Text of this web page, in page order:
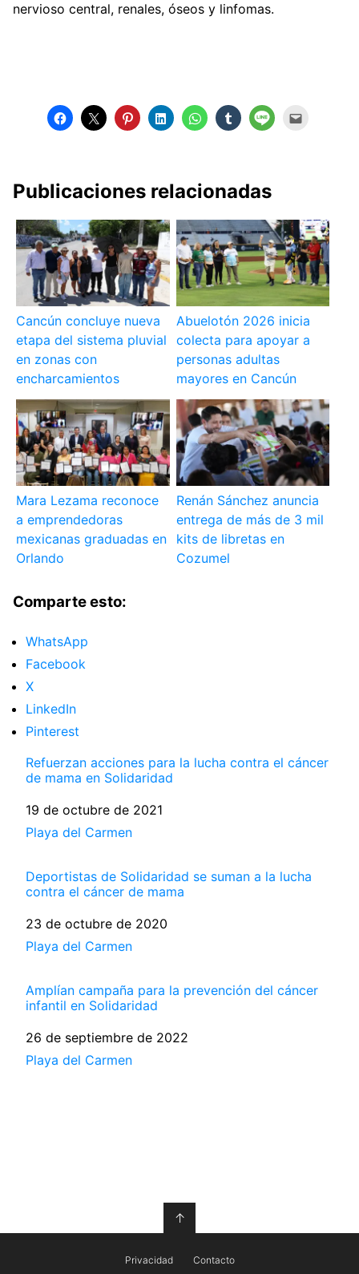
nervioso central, renales, óseos y linfomas.
Publicaciones relacionadas
Cancún concluye nueva
etapa del sistema pluvial
en zonas con
encharcamientos
Abuelotón 2026 inicia
colecta para apoyar a
personas adultas
mayores en Cancún
Mara Lezama reconoce
a emprendedoras
mexicanas graduadas en
Orlando
Renán Sánchez anuncia
entrega de más de 3 mil
kits de libretas en
Cozumel
Comparte esto:
WhatsApp
Facebook
X
LinkedIn
Pinterest
Refuerzan acciones para la lucha contra el cáncer
de mama en Solidaridad
Fecha
19 de octubre de 2021
Respecto a
Playa del Carmen
Deportistas de Solidaridad se suman a la lucha
contra el cáncer de mama
Fecha
23 de octubre de 2020
Respecto a
Playa del Carmen
Amplían campaña para la prevención del cáncer
infantil en Solidaridad
Fecha
26 de septiembre de 2022
Respecto a
Playa del Carmen
↑
Privacidad Contacto